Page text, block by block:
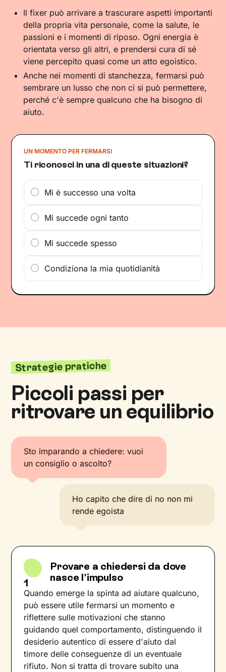
Il fixer può arrivare a trascurare aspetti importanti
della propria vita personale, come la salute, le
passioni e i momenti di riposo. Ogni energia è
orientata verso gli altri, e prendersi cura di sé
viene percepito quasi come un atto egoistico.
Anche nei momenti di stanchezza, fermarsi può
sembrare un lusso che non ci si può permettere,
perché c'è sempre qualcuno che ha bisogno di
aiuto.
UN MOMENTO PER FERMARSI
Ti riconosci in una di queste situazioni?
Mi è successo una volta
Mi succede ogni tanto
Mi succede spesso
Condiziona la mia quotidianità
Strategie pratiche
Piccoli passi per
ritrovare un equilibrio
Sto imparando a chiedere: vuoi
un consiglio o ascolto?
Ho capito che dire di no non mi
rende egoista
1
Provare a chiedersi da dove
nasce l'impulso
Quando emerge la spinta ad aiutare qualcuno,
può essere utile fermarsi un momento e
riflettere sulle motivazioni che stanno
guidando quel comportamento, distinguendo il
desiderio autentico di essere d'aiuto dal
timore delle conseguenze di un eventuale
rifiuto. Non si tratta di trovare subito una